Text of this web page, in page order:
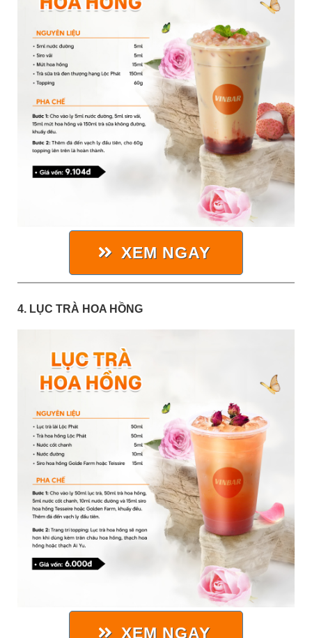
XEM NGAY
4. LỤC TRÀ HOA HỒNG
XEM NGAY